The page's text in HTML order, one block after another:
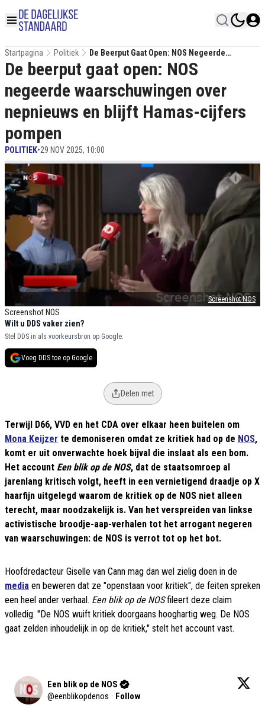
Startpagina Politiek
De Beerput Gaat Open: NOS Negeerde
Waarschuwingen Over Nepnieuws En Blijft
Hamas-Cijfers Pompen
Screenshot NOS
Screenshot NOS
De beerput gaat open: NOS
negeerde waarschuwingen over
nepnieuws en blijft Hamas-cijfers
pompen
POLITIEK•29 NOV 2025, 10:00
Wilt u DDS vaker zien?
Stel DDS in als voorkeursbron op Google.
Voeg DDS toe op Google
Delen met
Terwijl D66, VVD en het CDA over elkaar heen buitelen om
Mona Keijzer te demoniseren omdat ze kritiek had op de NOS,
komt er uit onverwachte hoek bijval die inslaat als een bom.
Het account Een blik op de NOS, dat de staatsomroep al
jarenlang kritisch volgt, heeft in een vernietigend draadje op X
haarfijn uitgelegd waarom de kritiek op de NOS niet alleen
terecht, maar noodzakelijk is. Van het verspreiden van linkse
activistische broodje-aap-verhalen tot het arrogant negeren
van waarschuwingen: de NOS is verrot tot op het bot.
Hoofdredacteur Giselle van Cann mag dan wel zielig doen in de
media en beweren dat ze "openstaan voor kritiek", de feiten spreken
een heel ander verhaal. Een blik op de NOSfileert deze claim
volledig. "De NOS wuift kritiek doorgaans hooghartig weg. De NOS
gaat zelden inhoudelijk in op de kritiek," stelt het account vast.
Een blik op de NOS
@eenblikopdenos · Follow